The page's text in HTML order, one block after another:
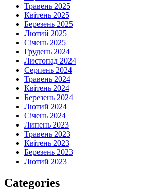
Травень 2025
Квітень 2025
Березень 2025
Лютий 2025
Січень 2025
Грудень 2024
Листопад 2024
Серпень 2024
Травень 2024
Квітень 2024
Березень 2024
Лютий 2024
Січень 2024
Липень 2023
Травень 2023
Квітень 2023
Березень 2023
Лютий 2023
Categories